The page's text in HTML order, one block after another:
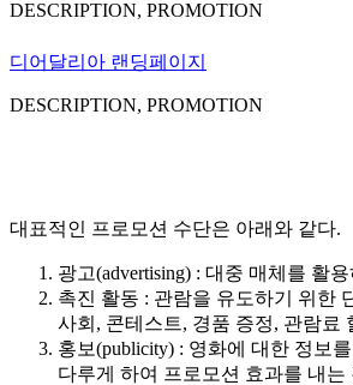
DESCRIPTION, PROMOTION
디어달리아 랜딩페이지
DESCRIPTION, PROMOTION
대표적인 프로모션 수단은 아래와 같다.
광고(advertising) : 대중 매체를 활
촉진 활동 : 관람을 유도하기 위한
사회, 콘테스트, 경품 증정, 관람료
홍보(publicity) : 영화에 대한 정보
다루게 하여 프로모션 효과를 내는